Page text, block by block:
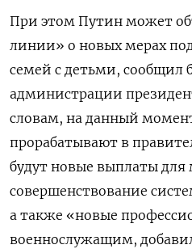
При этом Путин может
линии» о новых мерах
семей с детьми, сообщил
администрации
словам, на данный
прорабатывают в
будут новые выплаты
совершенствование
а также «новые
военнослужащим,